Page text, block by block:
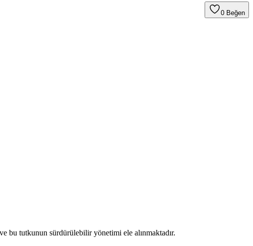
0 Beğen
bu tutkunun sürdürülebilir yönetimi ele alınmaktadır.